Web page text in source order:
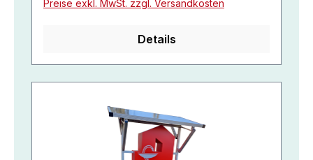
Preise exkl. MwSt. zzgl. Versandkosten
Details